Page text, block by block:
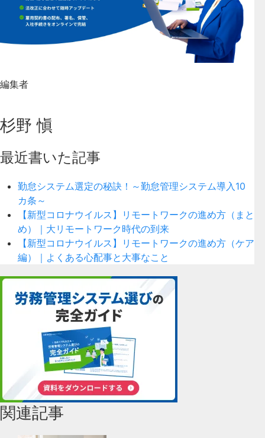
編集者
杉野 愼
最近書いた記事
勤怠システム選定の秘訣！～勤怠管理システム導入10
カ条～
【新型コロナウイルス】リモートワークの進め方（まと
め）｜大リモートワーク時代の到来
【新型コロナウイルス】リモートワークの進め方（ケア
編）｜よくある心配事と大事なこと
関連記事